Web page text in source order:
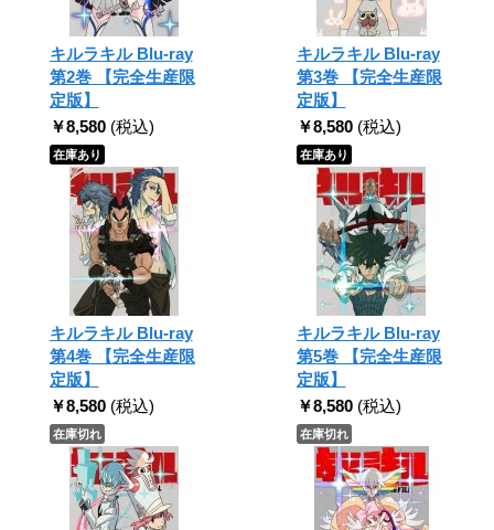
キルラキル Blu-ray
第2巻 【完全生産限
定版】
￥8,580 (税込)
在庫あり
キルラキル Blu-ray
第3巻 【完全生産限
定版】
￥8,580 (税込)
在庫あり
キルラキル Blu-ray
第4巻 【完全生産限
定版】
￥8,580 (税込)
在庫切れ
キルラキル Blu-ray
第5巻 【完全生産限
定版】
￥8,580 (税込)
在庫切れ